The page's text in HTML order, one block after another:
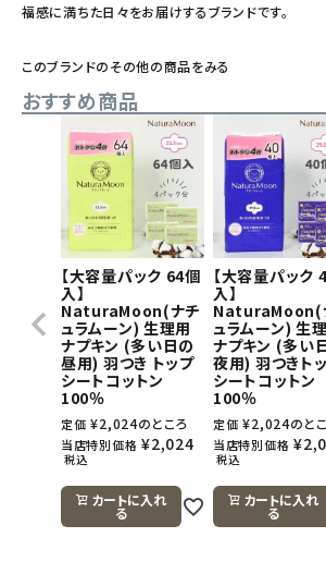
福感に満ちた日々をお届けするブランドです。
このブランドのその他の商品をみる
おすすめ商品
【大容量パック 64個
入】
NaturaMoon(ナチ
ュラムーン) 生理用
ナプキン (多い日の
昼用) 羽つき トップ
シートコットン
100％
定価 ¥2,024のところ
当店特別価格 ¥2,024
税込
カートに入れ
る
【大容量パック
入】
NaturaMoon(
ュラムーン) 生
ナプキン (多い
夜用) 羽つきト
シートコットン
100％
定価 ¥2,024のと
当店特別価格 ¥
税込
カートに入れ
る